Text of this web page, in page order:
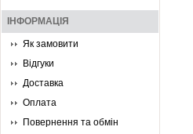
ІНФОРМАЦІЯ
Як замовити
Відгуки
Доставка
Оплата
Повернення та обмін